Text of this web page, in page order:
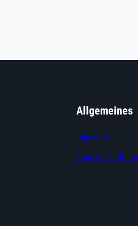
Allgemeines
Impressum
Datenschutzerklärung